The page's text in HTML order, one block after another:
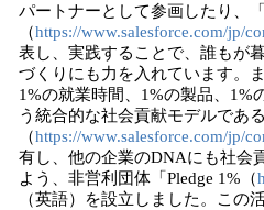
パートナーとして参画したり、
（https://www.salesforce.com/jp/
表し、実践することで、誰もが
づくりにも力を入れています。
1%の就業時間、1%の製品、1%
う統合的な社会貢献モデルであ
（https://www.salesforce.com/jp/
有し、他の企業のDNAにも社会
よう、非営利団体「Pledge 1%（
（英語）を設立しました。この